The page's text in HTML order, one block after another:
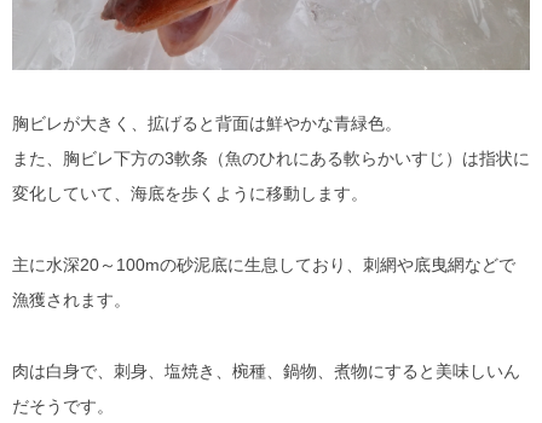
胸ビレが大きく、拡げると背面は鮮やかな青緑色。
また、胸ビレ下方の3軟条（魚のひれにある軟らかいすじ）は指状に
変化していて、海底を歩くように移動します。
主に水深20～100mの砂泥底に生息しており、刺網や底曳網などで
漁獲されます。
肉は白身で、刺身、塩焼き、椀種、鍋物、煮物にすると美味しいん
だそうです。